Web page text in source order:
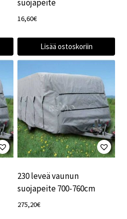
suojapeite
16,60€
Lisää ostoskoriin
230 leveä vaunun
suojapeite 700-760cm
275,20€